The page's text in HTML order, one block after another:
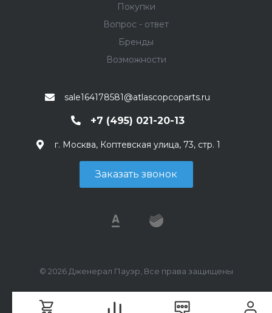
Покупки
Вопрос - ответ
Бренды
Возможности
sale164178581@atlascopcoparts.ru
+7 (495) 021-20-13
г. Москва, Коптевская улица, 73, стр. 1
Заказать звонок
© 2026 Дженерал Пауэр, Все права защищены